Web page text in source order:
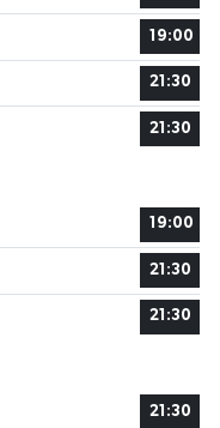
19:00
21:30
21:30
19:00
21:30
21:30
21:30